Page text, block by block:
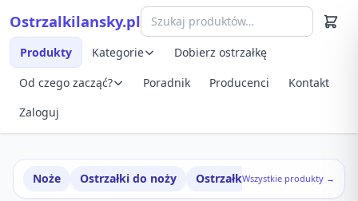
Ostrzalkilansky.pl
Produkty Kategorie
Dobierz ostrzałkę
Od czego zacząć?
Poradnik Producenci
Kontakt
Zaloguj
Noże Ostrzałki do noży Ostrzałki w zestawach
Wszystkie produkty →
Szybki podgląd produktu